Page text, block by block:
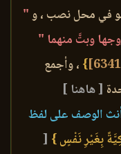
في محل نصب ، و"
وبتَّ منهما "
} ، وأجمع
[ هاهنا ]
أنث الوصف على لفظ
بِغَيْرِ نَفْسٍ } [